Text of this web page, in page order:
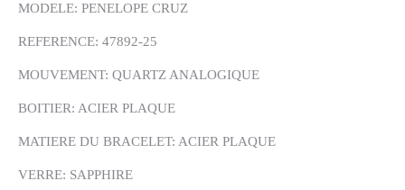
MODELE: PENELOPE CRUZ
REFERENCE: 47892-25
MOUVEMENT: QUARTZ ANALOGIQUE
BOITIER: ACIER PLAQUE
MATIERE DU BRACELET: ACIER PLAQUE
VERRE: SAPPHIRE